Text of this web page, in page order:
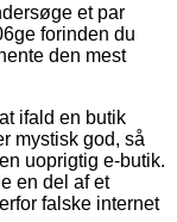
et par
forinden du
den mest
ifald en butik
mystisk god, så
uoprigtig e-butik.
en del af et
falske internet